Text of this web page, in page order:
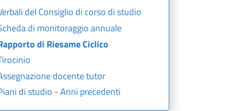
del Consiglio di corso di studio
di monitoraggio annuale
di Riesame Ciclico
docente tutor
di studio - Anni precedenti